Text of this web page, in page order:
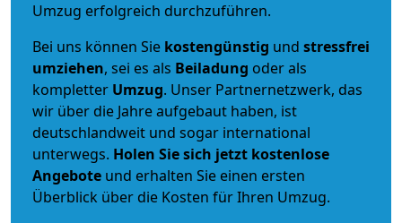
Umzug erfolgreich durchzuführen.
Bei uns können Sie kostengünstig und stressfrei
umziehen, sei es als Beiladung oder als
kompletter Umzug. Unser Partnernetzwerk, das
wir über die Jahre aufgebaut haben, ist
deutschlandweit und sogar international
unterwegs. Holen Sie sich jetzt kostenlose
Angebote und erhalten Sie einen ersten
Überblick über die Kosten für Ihren Umzug.